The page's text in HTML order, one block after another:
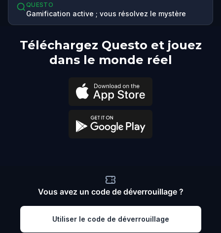
QUESTO
Gamification active ; vous résolvez le mystère
Téléchargez Questo et jouez
dans le monde réel
Vous avez un code de déverrouillage ?
Utiliser le code de déverrouillage